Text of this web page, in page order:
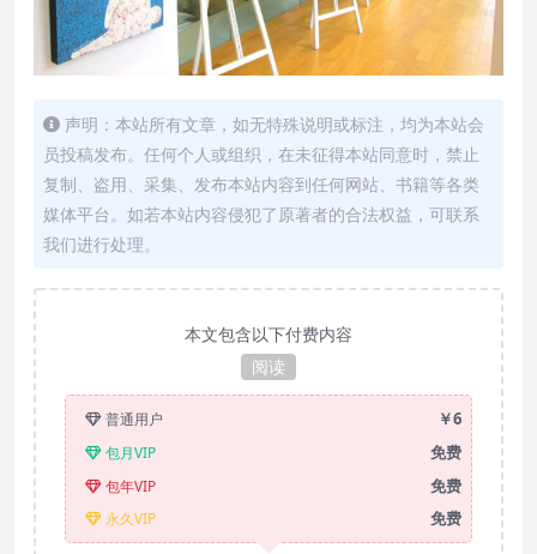
声明：本站所有文章，如无特殊说明或标注，均为本站会
员投稿发布。任何个人或组织，在未征得本站同意时，禁止
复制、盗用、采集、发布本站内容到任何网站、书籍等各类
媒体平台。如若本站内容侵犯了原著者的合法权益，可联系
我们进行处理。
本文包含以下付费内容
阅读
普通用户 ￥6
包月VIP 免费
包年VIP 免费
永久VIP 免费